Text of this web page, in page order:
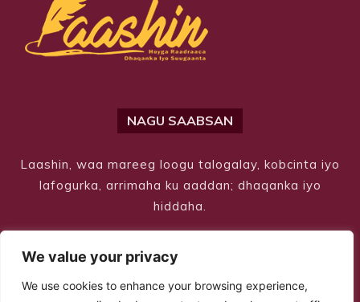
We value your privacy
We use cookies to enhance your browsing experience,
NAGU SAABSAN
Laashin, waa mareeg loogu talogalay, kobcinta iyo
lafogurka, arrimaha ku aaddan; dhaqanka iyo
hiddaha.